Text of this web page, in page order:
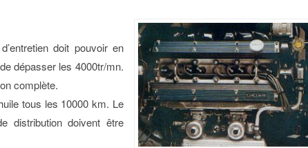
doit pouvoir en
dépasser les 4000tr/mn.
complète.
tous les 10000 km. Le
distribution doivent être